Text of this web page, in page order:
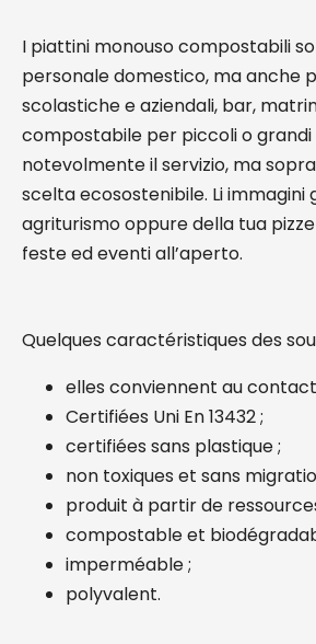
I piattini monouso compostabili
personale domestico, ma anche
scolastiche e aziendali, bar,
compostabile per piccoli o
notevolmente il servizio, ma
scelta ecosostenibile. Li
agriturismo oppure della tua
feste ed eventi all’aperto.
Quelques caractéristiques des
elles conviennent au
Certifiées Uni En 13432 ;
certifiées sans plastique ;
non toxiques et sans
produit à partir de
compostable et
imperméable ;
polyvalent.